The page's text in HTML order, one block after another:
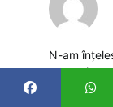
N-am